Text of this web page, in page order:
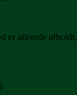
er allerede afholdt.